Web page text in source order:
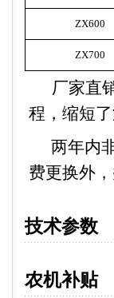
ZX600
ZX700
厂家直
程，缩短
两年内
费更换外
技术参数
农机补贴